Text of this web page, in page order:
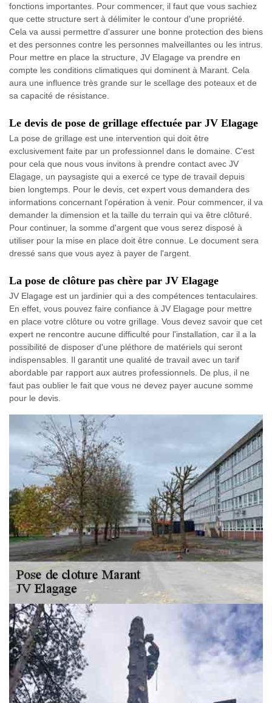
fonctions importantes. Pour commencer, il faut que vous sachiez
que cette structure sert à délimiter le contour d'une propriété.
Cela va aussi permettre d'assurer une bonne protection des biens
et des personnes contre les personnes malveillantes ou les intrus.
Pour mettre en place la structure, JV Elagage va prendre en
compte les conditions climatiques qui dominent à Marant. Cela
aura une influence très grande sur le scellage des poteaux et de
sa capacité de résistance.
Le devis de pose de grillage effectuée par JV Elagage
La pose de grillage est une intervention qui doit être
exclusivement faite par un professionnel dans le domaine. C'est
pour cela que nous vous invitons à prendre contact avec JV
Elagage, un paysagiste qui a exercé ce type de travail depuis
bien longtemps. Pour le devis, cet expert vous demandera des
informations concernant l'opération à venir. Pour commencer, il va
demander la dimension et la taille du terrain qui va être clôturé.
Pour continuer, la somme d'argent que vous serez disposé à
utiliser pour la mise en place doit être connue. Le document sera
dressé sans que vous ayez à payer de l'argent.
La pose de clôture pas chère par JV Elagage
JV Elagage est un jardinier qui a des compétences tentaculaires.
En effet, vous pouvez faire confiance à JV Elagage pour mettre
en place votre clôture ou votre grillage. Vous devez savoir que cet
expert ne rencontre aucune difficulté pour l'installation, car il a la
possibilité de disposer d'une pléthore de matériels qui seront
indispensables. Il garantit une qualité de travail avec un tarif
abordable par rapport aux autres professionnels. De plus, il ne
faut pas oublier le fait que vous ne devez payer aucune somme
pour le devis.